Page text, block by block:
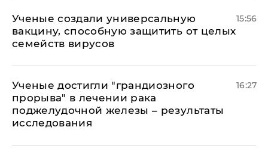
Ученые создали универсальную
вакцину, способную защитить от целых
семейств вирусов
15:56
Ученые достигли "грандиозного
прорыва" в лечении рака
поджелудочной железы – результаты
исследования
16:27